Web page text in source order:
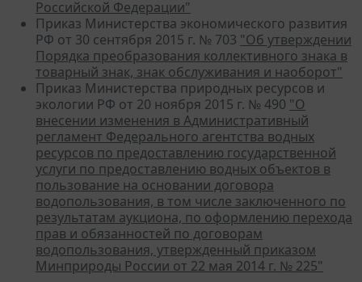
Российской Федерации"
Приказ Министерства экономического развития
РФ от 30 сентября 2015 г. № 703 "Об утверждении
Порядка преобразования коллективного знака в
товарный знак, знак обслуживания и наоборот"
Приказ Министерства природных ресурсов и
экологии РФ от 20 ноября 2015 г. № 490 "О
внесении изменения в Административный
регламент Федерального агентства водных
ресурсов по предоставлению государственной
услуги по предоставлению водных объектов в
пользование на основании договора
водопользования, в том числе заключенного по
результатам аукциона, по оформлению перехода
прав и обязанностей по договорам
водопользования, утвержденный приказом
Минприроды России от 22 мая 2014 г. № 225"